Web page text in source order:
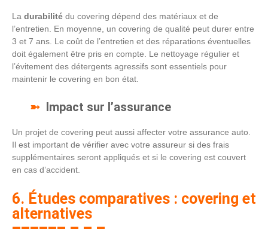
La durabilité du covering dépend des matériaux et de
l’entretien. En moyenne, un covering de qualité peut durer entre
3 et 7 ans. Le coût de l’entretien et des réparations éventuelles
doit également être pris en compte. Le nettoyage régulier et
l’évitement des détergents agressifs sont essentiels pour
maintenir le covering en bon état.
Impact sur l’assurance
Un projet de covering peut aussi affecter votre assurance auto.
Il est important de vérifier avec votre assureur si des frais
supplémentaires seront appliqués et si le covering est couvert
en cas d’accident.
6. Études comparatives : covering et
alternatives